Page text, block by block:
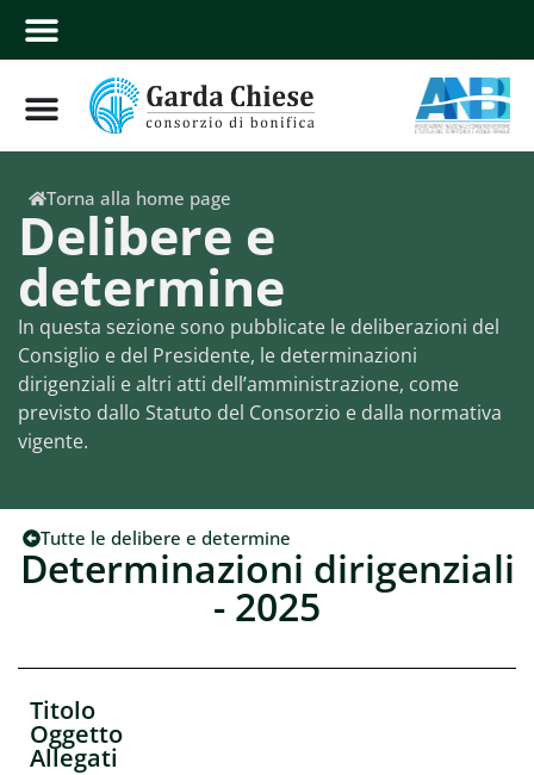
Delibere e
determine
In questa sezione sono pubblicate le deliberazioni del
Consiglio e del Presidente, le determinazioni
dirigenziali e altri atti dell’amministrazione, come
previsto dallo Statuto del Consorzio e dalla normativa
vigente.
Torna alla home page
Determinazioni dirigenziali
- 2025
Tutte le delibere e determine
Titolo
Oggetto
Allegati